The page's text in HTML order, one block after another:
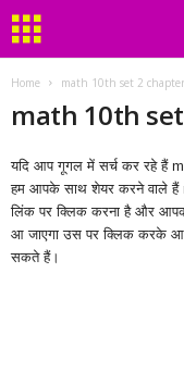
Home math 10th set 2
math 10th
यदि आप गूगल में सर्च कर रहे हैं
हम आपके साथ शेयर करने वाले हैं
लिंक पर क्लिक करना है और
आ जाएगा उस पर क्लिक करके
सकते हैं।